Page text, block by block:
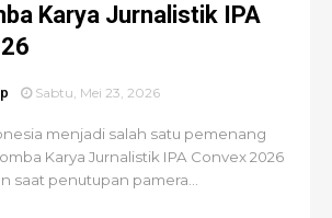
Karya Jurnalistik IPA
Sabtu, Mei 23, 2026
menjadi salah satu pemenang
Karya Jurnalistik IPA Convex 2026
saat penutupan pamera...